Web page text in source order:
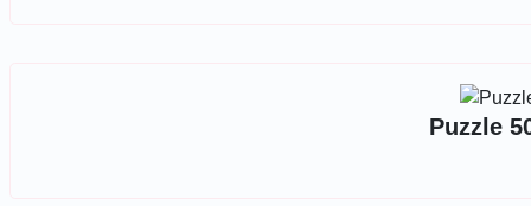
Puzzle